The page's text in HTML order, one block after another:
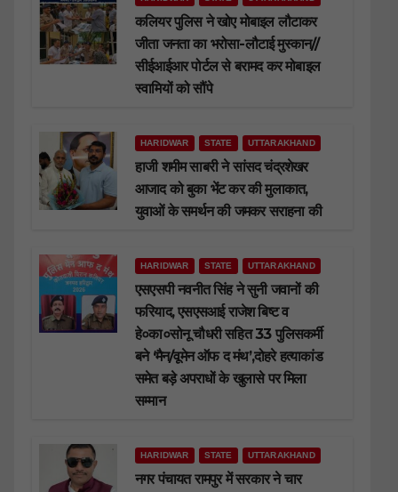
कलियर पुलिस ने खोए मोबाइल लौटाकर
जीता जनता का भरोसा-लौटाई मुस्कान//
सीईआईआर पोर्टल से बरामद कर मोबाइल
स्वामियों को सौंपे
HARIDWAR STATE UTTARAKHAND
हाजी शमीम साबरी ने सांसद चंद्रशेखर
आजाद को बुका भेंट कर की मुलाकात,
युवाओं के समर्थन की जमकर सराहना की
HARIDWAR STATE UTTARAKHAND
एसएसपी नवनीत सिंह ने सुनी जवानों की
फरियाद, एसएसआई राजेश बिष्ट व
हे०का०सोनू चौधरी सहित 33 पुलिसकर्मी
बने ‘मैन/वूमेन ऑफ द मंथ’,दोहरे हत्याकांड
समेत बड़े अपराधों के खुलासे पर मिला
सम्मान
HARIDWAR STATE UTTARAKHAND
नगर पंचायत रामपुर में सरकार ने चार